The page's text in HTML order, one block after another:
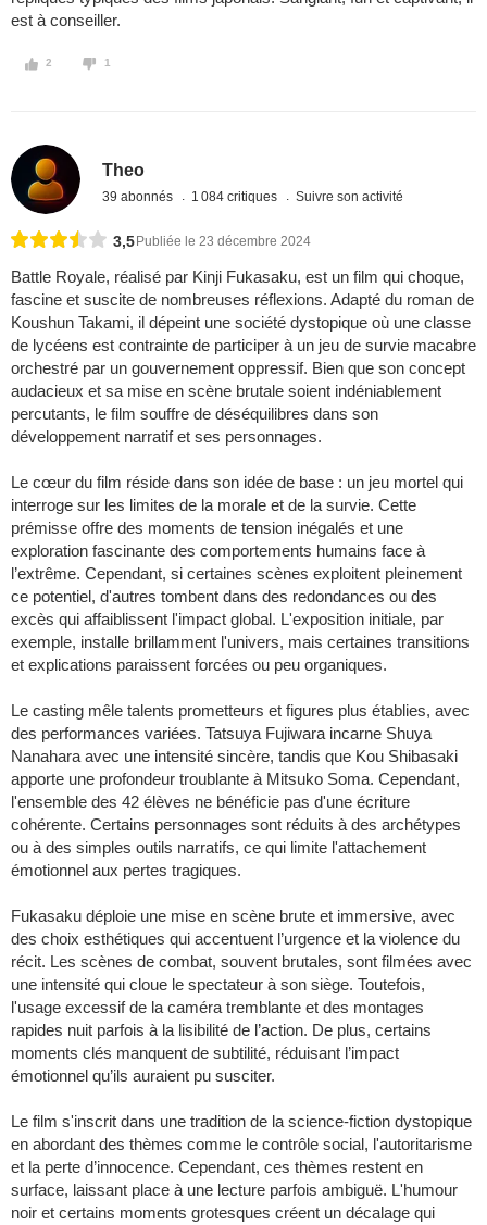
est à conseiller.
2 1
Theo
39 abonnés 1 084 critiques Suivre son activité
3,5 Publiée le 23 décembre 2024
Battle Royale, réalisé par Kinji Fukasaku, est un film qui choque,
fascine et suscite de nombreuses réflexions. Adapté du roman de
Koushun Takami, il dépeint une société dystopique où une classe
de lycéens est contrainte de participer à un jeu de survie macabre
orchestré par un gouvernement oppressif. Bien que son concept
audacieux et sa mise en scène brutale soient indéniablement
percutants, le film souffre de déséquilibres dans son
développement narratif et ses personnages.
Le cœur du film réside dans son idée de base : un jeu mortel qui
interroge sur les limites de la morale et de la survie. Cette
prémisse offre des moments de tension inégalés et une
exploration fascinante des comportements humains face à
l’extrême. Cependant, si certaines scènes exploitent pleinement
ce potentiel, d'autres tombent dans des redondances ou des
excès qui affaiblissent l'impact global. L'exposition initiale, par
exemple, installe brillamment l'univers, mais certaines transitions
et explications paraissent forcées ou peu organiques.
Le casting mêle talents prometteurs et figures plus établies, avec
des performances variées. Tatsuya Fujiwara incarne Shuya
Nanahara avec une intensité sincère, tandis que Kou Shibasaki
apporte une profondeur troublante à Mitsuko Soma. Cependant,
l'ensemble des 42 élèves ne bénéficie pas d'une écriture
cohérente. Certains personnages sont réduits à des archétypes
ou à des simples outils narratifs, ce qui limite l'attachement
émotionnel aux pertes tragiques.
Fukasaku déploie une mise en scène brute et immersive, avec
des choix esthétiques qui accentuent l’urgence et la violence du
récit. Les scènes de combat, souvent brutales, sont filmées avec
une intensité qui cloue le spectateur à son siège. Toutefois,
l'usage excessif de la caméra tremblante et des montages
rapides nuit parfois à la lisibilité de l’action. De plus, certains
moments clés manquent de subtilité, réduisant l’impact
émotionnel qu’ils auraient pu susciter.
Le film s'inscrit dans une tradition de la science-fiction dystopique
en abordant des thèmes comme le contrôle social, l'autoritarisme
et la perte d’innocence. Cependant, ces thèmes restent en
surface, laissant place à une lecture parfois ambiguë. L'humour
noir et certains moments grotesques créent un décalage qui